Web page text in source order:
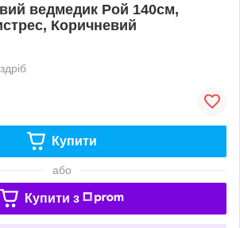
ведмедик Рой 140см,
Коричневий
Купити
або
Купити з